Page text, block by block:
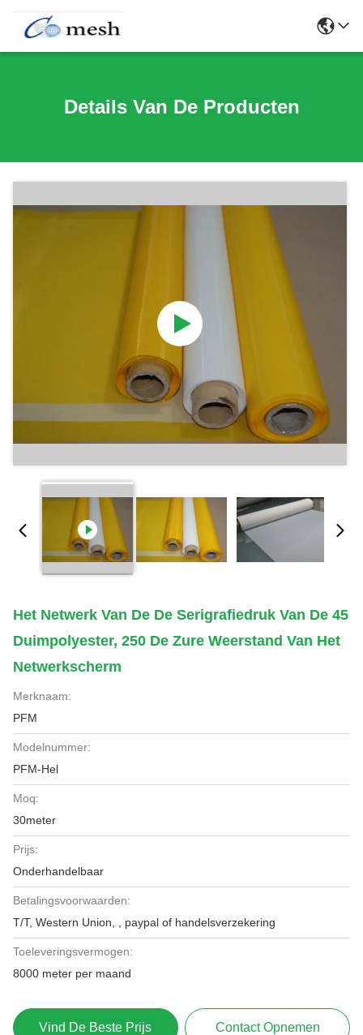
Details Van De Producten
Het Netwerk Van De De Serigrafiedruk Van De 45
Duimpolyester, 250 De Zure Weerstand Van Het
Netwerkscherm
Merknaam:
PFM
Modelnummer:
PFM-Hel
Moq:
30meter
Prijs:
Onderhandelbaar
Betalingsvoorwaarden:
T/T, Western Union, , paypal of handelsverzekering
Toeleveringsvermogen:
8000 meter per maand
Vind De Beste Prijs Contact Opnemen